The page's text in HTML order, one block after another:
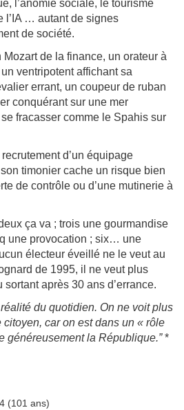
l’anomie sociale, le tourisme
l’IA … autant de signes
de société.
Mozart de la finance, un orateur à
ventripotent affichant sa
errant, un coupeur de ruban
conquérant sur une mer
fracasser comme le Spahis sur
d’un équipage
timonier cache un risque bien
de contrôle ou d’une mutinerie à
ça va ; trois une gourmandise
une provocation ; six… une
électeur éveillé ne le veut au
de 1995, il ne veut plus
après 30 ans d’errance.
du quotidien. On ne voit plus
car on est dans un « rôle
généreusement la République.”*
(101 ans)